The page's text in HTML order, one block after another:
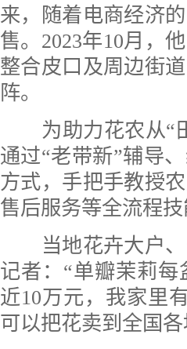
来，随着电商经济
售。2023年10月，
整合皮口及周边街
阵。
为助力花农从“田
通过“老带新”辅导
方式，手把手教授
售后服务等全流程技
当地花卉大户、
记者：“单瓣茉莉
近10万元，我家里
可以把花卖到全国